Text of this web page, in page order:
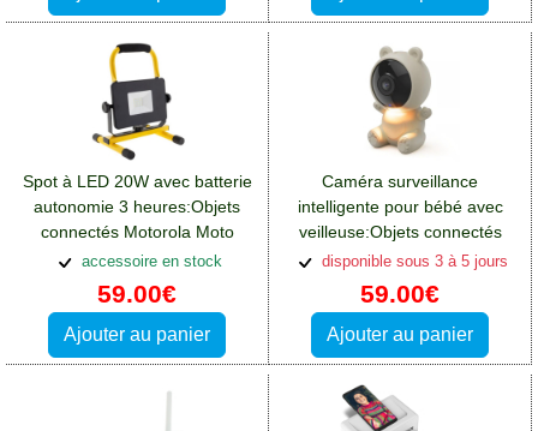
Spot à LED 20W avec batterie
autonomie 3 heures:Objets
connectés Motorola Moto
E32S
accessoire en stock
59.00€
Ajouter au panier
Caméra surveillance
intelligente pour bébé avec
veilleuse:Objets connectés
Motorola Moto E32S
disponible sous 3 à 5 jours
59.00€
Ajouter au panier